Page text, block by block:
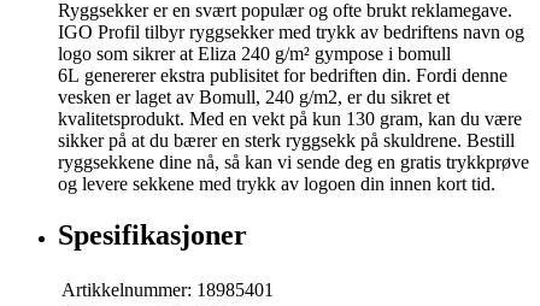
Ryggsekker er en svært populær og ofte brukt reklamegave.
IGO Profil tilbyr ryggsekker med trykk av bedriftens navn og
logo som sikrer at Eliza 240 g/m² gympose i bomull
6L genererer ekstra publisitet for bedriften din. Fordi denne
vesken er laget av Bomull, 240 g/m2, er du sikret et
kvalitetsprodukt. Med en vekt på kun 130 gram, kan du være
sikker på at du bærer en sterk ryggsekk på skuldrene. Bestill
ryggsekkene dine nå, så kan vi sende deg en gratis trykkprøve
og levere sekkene med trykk av logoen din innen kort tid.
Spesifikasjoner
Artikkelnummer: 18985401